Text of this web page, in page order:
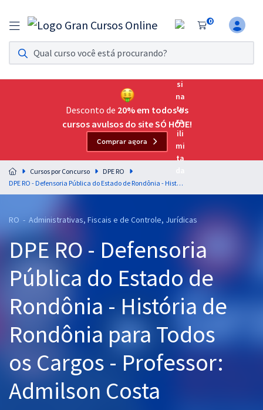
0
Assinatura Ilimitada 11
Acesso a todos os cursos. Teste grátis por 7 dias!
Assinatura OAB Até Passar
Acesso ilimitado a toda preparação para o Exame da
Residências Multiprofissionais
Preparação completa e intensiva para as principais
residências em saúde do Brasil
Cursos 20% OFF
Pós
Graduação
OAB
Questões grátis
Desconto de 20% em todos os
cursos avulsos do site SÓ HOJE!
Comprar agora
Cursos por Concurso
DPE RO
DPE RO - Defensoria Pública do Estado de Rondônia - História de Rondônia para Todos os Cargos - Professor: Admilson Costa
RO - Administrativas, Fiscais e de Controle, Jurídicas
DPE RO - Defensoria
Pública do Estado de
Rondônia - História de
Rondônia para Todos
os Cargos - Professor:
Admilson Costa